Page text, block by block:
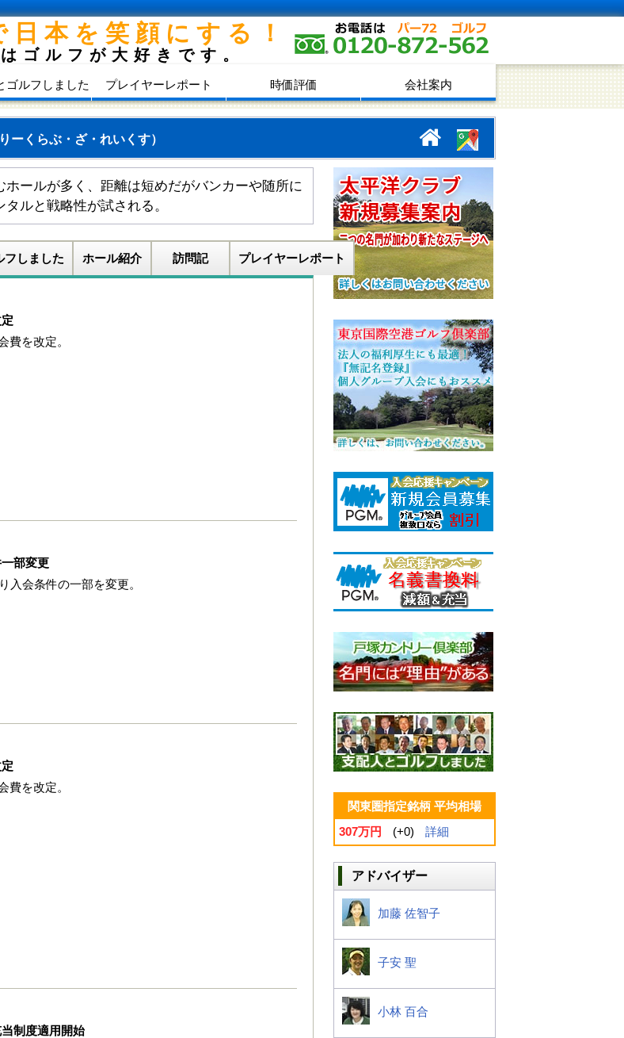
日本を笑顔にする！
ゴルフが大好きです。
ゴルフしました プレイヤーレポート 時価評価 会社案内
ーくらぶ・ざ・れいくす）
ールが多く、距離は短めだがバンカーや随所に
ルと戦略性が試される。
フしました ホール紹介 訪問記 プレイヤーレポート
費を改定。
部変更
入会条件の一部を変更。
費を改定。
制度適用開始
関東圏指定銘柄 平均相場
307万円
(+0) 詳細
アドバイザー
加藤 佐智子
子安 聖
小林 百合